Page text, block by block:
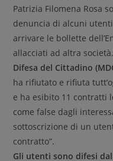
Patrizia Filomena Rosa
denuncia di alcuni
arrivare le bollette
allacciati ad altra
Difesa del Cittadino
ha rifiutato e rifiuta
e ha esibito 11 contratti
come false dagli
sottoscrizione di un
contratto”.
Gli utenti sono difesi